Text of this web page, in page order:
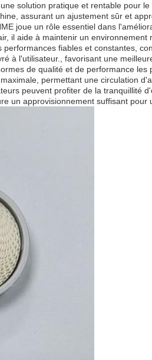
solution pratique et rentable pour
assurant un ajustement sûr et
joue un rôle essentiel dans
il aide à maintenir un environnement
fiables et constantes,
à l'utilisateur., favorisant une
de qualité et de performance
permettant une circulation
peuvent profiter de la
un approvisionnement suffisant